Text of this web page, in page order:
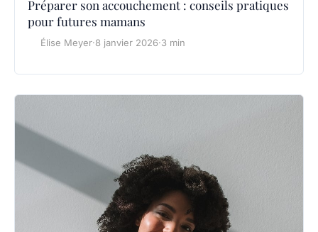
Préparer son accouchement : conseils pratiques
pour futures mamans
Élise Meyer·8 janvier 2026·3 min